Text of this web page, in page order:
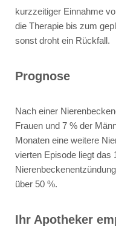
kurzzeitiger Einnahme
die Therapie bis zum
sonst droht ein Rückfall.
Prognose
Nach einer
Frauen und 7 % der
Monaten eine weitere
vierten Episode liegt das
über 50 %.
Ihr Apotheker